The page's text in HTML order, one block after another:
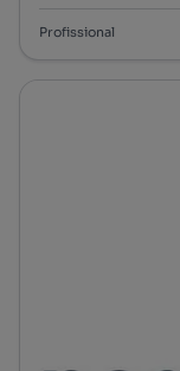
Profissional